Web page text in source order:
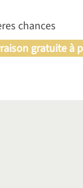
chances
🎁 Moderny’s :